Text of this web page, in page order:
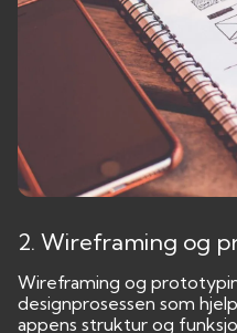
2. Wireframing og
Wireframing og
designprosessen som
appens struktur og